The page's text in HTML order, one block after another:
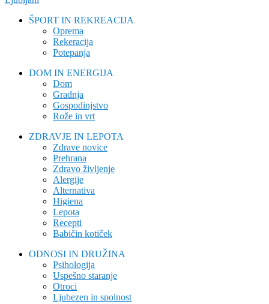
ŠPORT IN REKREACIJA
Oprema
Rekeracija
Potepanja
DOM IN ENERGIJA
Dom
Gradnja
Gospodinjstvo
Rože in vrt
ZDRAVJE IN LEPOTA
Zdrave novice
Prehrana
Zdravo življenje
Alergije
Alternativa
Higiena
Lepota
Recepti
Babičin kotiček
ODNOSI IN DRUŽINA
Psihologija
Uspešno staranje
Otroci
Ljubezen in spolnost